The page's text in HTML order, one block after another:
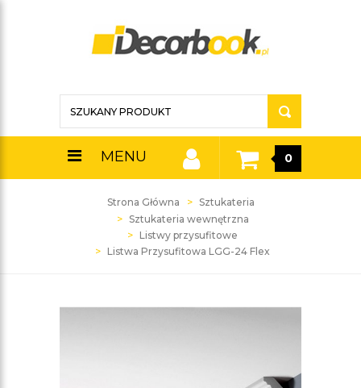
MENU 0
Strona Główna
Sztukateria
Sztukateria wewnętrzna
Listwy przysufitowe
Listwa Przysufitowa LGG-24 Flex